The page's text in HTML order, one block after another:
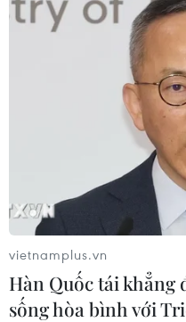
TIN LIÊN QUAN
vietnamplus.vn
Hàn Quốc tái
sống hòa bình với